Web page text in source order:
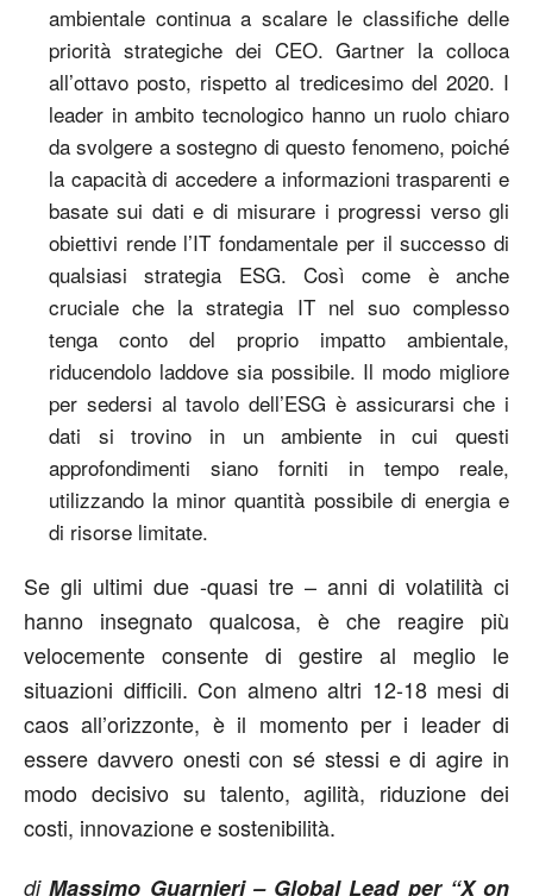
ambientale continua a scalare le classifiche delle
priorità strategiche dei CEO. Gartner la colloca
all’ottavo posto, rispetto al tredicesimo del 2020. I
leader in ambito tecnologico hanno un ruolo chiaro
da svolgere a sostegno di questo fenomeno, poiché
la capacità di accedere a informazioni trasparenti e
basate sui dati e di misurare i progressi verso gli
obiettivi rende l’IT fondamentale per il successo di
qualsiasi strategia ESG. Così come è anche
cruciale che la strategia IT nel suo complesso
tenga conto del proprio impatto ambientale,
riducendolo laddove sia possibile. Il modo migliore
per sedersi al tavolo dell’ESG è assicurarsi che i
dati si trovino in un ambiente in cui questi
approfondimenti siano forniti in tempo reale,
utilizzando la minor quantità possibile di energia e
di risorse limitate.
Se gli ultimi due -quasi tre – anni di volatilità ci
hanno insegnato qualcosa, è che reagire più
velocemente consente di gestire al meglio le
situazioni difficili. Con almeno altri 12-18 mesi di
caos all’orizzonte, è il momento per i leader di
essere davvero onesti con sé stessi e di agire in
modo decisivo su talento, agilità, riduzione dei
costi, innovazione e sostenibilità.
diMassimo Guarnieri – Global Lead per “X on